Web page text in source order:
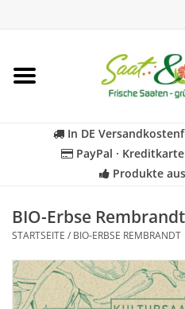
Startseite
Kräuter
Für Kinder
In DE
PayPal ·
Produkte
BIO-Erbse Rembrandt
STARTSEITE / BIO-ERBSE REMBRANDT